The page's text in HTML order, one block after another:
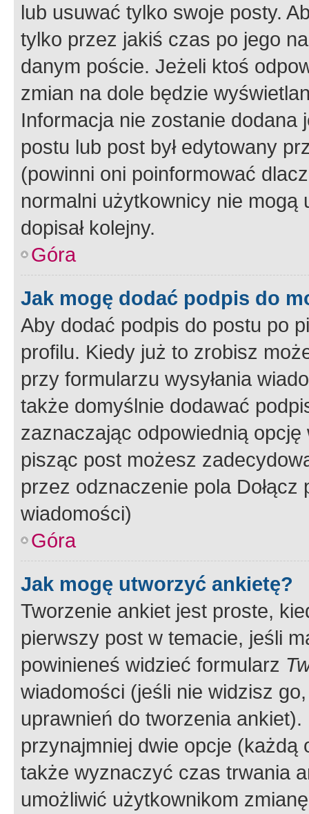
lub usuwać tylko swoje posty.
tylko przez jakiś czas po jego
danym poście. Jeżeli ktoś
zmian na dole będzie
Informacja nie zostanie dodana
postu lub post był edytowany
(powinni oni poinformować
normalni użytkownicy nie
dopisał kolejny.
Góra
Jak mogę dodać podpis do
Aby dodać podpis do postu po
profilu. Kiedy już to zrobisz
przy formularzu wysyłania
także domyślnie dodawać
zaznaczając odpowiednią
pisząc post możesz
przez odznaczenie pola
wiadomości)
Góra
Jak mogę utworzyć ankietę?
Tworzenie ankiet jest proste,
pierwszy post w temacie, jeśli
powinieneś widzieć formularz
wiadomości (jeśli nie widzisz
uprawnień do tworzenia
przynajmniej dwie opcje
także wyznaczyć czas trwania
umożliwić użytkownikom